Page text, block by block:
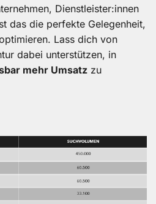
Dienstleister:innen
das die perfekte Gelegenheit,
Lass dich von
dabei unterstützen, in
mehr Umsatz zu